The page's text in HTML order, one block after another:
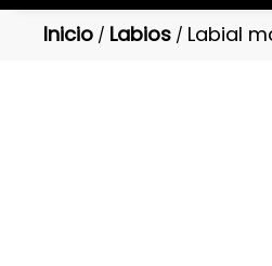
Inicio / Labios / Labial